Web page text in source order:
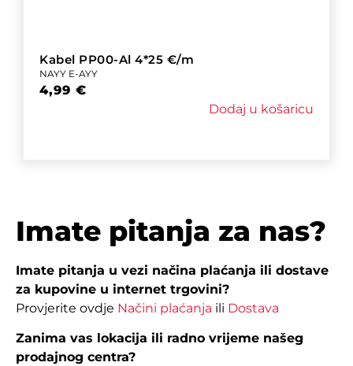
Kabel PP00-Al 4*25 €/m
NAYY E-AYY
4,99 €
Dodaj u košaricu
Imate pitanja za nas?
Imate pitanja u vezi načina plaćanja ili dostave
za kupovine u internet trgovini?
Provjerite ovdje Načini plaćanja ili Dostava
Zanima vas lokacija ili radno vrijeme našeg
prodajnog centra?